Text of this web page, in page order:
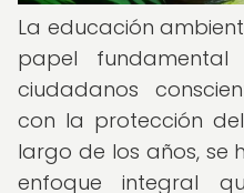
La educación
papel
ciudadanos
con la protección
largo de los años, se
enfoque integral